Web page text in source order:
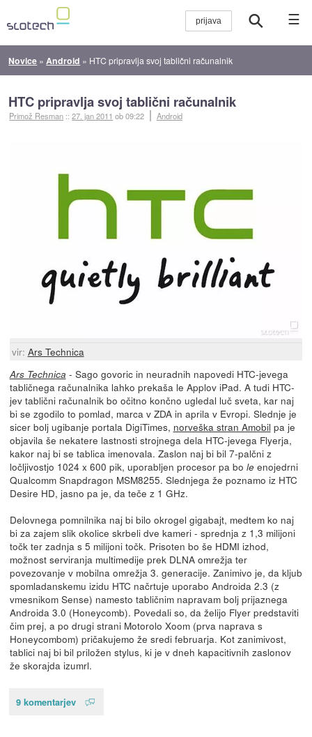
☰
Novice » Android » HTC pripravlja svoj tablični računalnik
HTC pripravlja svoj tablični računalnik
Primož Resman ::27. jan 2011 ob 09:22 Android
vir: Ars Technica
Ars Technica - Sago govoric in neuradnih napovedi HTC-jevega
tabličnega računalnika lahko prekaša le Applov iPad. A tudi HTC-
jev tablični računalnik bo očitno končno ugledal luč sveta, kar naj
bi se zgodilo to pomlad, marca v ZDA in aprila v Evropi. Slednje je
sicer bolj ugibanje portala DigiTimes, norveška stran Amobil pa je
objavila še nekatere lastnosti strojnega dela HTC-jevega Flyerja,
kakor naj bi se tablica imenovala. Zaslon naj bi bil 7-palčni z
ločljivostjo 1024 x 600 pik, uporabljen procesor pa bo leenojedrni
Qualcomm Snapdragon MSM8255. Slednjega že poznamo iz HTC
Desire HD, jasno pa je, da teče z 1 GHz.
Delovnega pomnilnika naj bi bilo okrogel gigabajt, medtem ko naj
bi za zajem slik okolice skrbeli dve kameri - sprednja z 1,3 milijoni
točk ter zadnja s 5 milijoni točk. Prisoten bo še HDMI izhod,
možnost serviranja multimedije prek DLNA omrežja ter
povezovanje v mobilna omrežja 3. generacije. Zanimivo je, da kljub
spomladanskemu izidu HTC načrtuje uporabo Androida 2.3 (z
vmesnikom Sense) namesto tabličnim napravam bolj prijaznega
Androida 3.0 (Honeycomb). Povedali so, da želijo Flyer predstaviti
čim prej, a po drugi strani Motorolo Xoom (prva naprava s
Honeycombom) pričakujemo že sredi februarja. Kot zanimivost,
tablici naj bi bil priložen stylus, ki je v dneh kapacitivnih zaslonov
že skorajda izumrl.
9 komentarjev